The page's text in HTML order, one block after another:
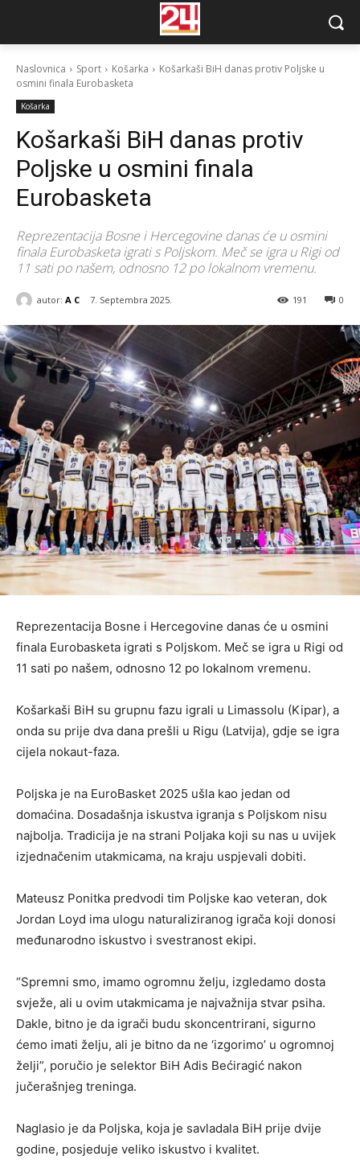
Naslovnica Sport Košarka
Košarkaši BiH danas protiv Poljske u
osmini finala Eurobasketa
Košarka
Košarkaši BiH danas protiv
Poljske u osmini finala
Eurobasketa
Reprezentacija Bosne i Hercegovine danas će u osmini
finala Eurobasketa igrati s Poljskom. Meč se igra u Rigi od
11 sati po našem, odnosno 12 po lokalnom vremenu.
autor: A C 7. Septembra 2025. 0
191
Reprezentacija Bosne i Hercegovine danas će u osmini
finala Eurobasketa igrati s Poljskom. Meč se igra u Rigi od
11 sati po našem, odnosno 12 po lokalnom vremenu.
Košarkaši BiH su grupnu fazu igrali u Limassolu (Kipar), a
onda su prije dva dana prešli u Rigu (Latvija), gdje se igra
cijela nokaut-faza.
Poljska je na EuroBasket 2025 ušla kao jedan od
domaćina. Dosadašnja iskustva igranja s Poljskom nisu
najbolja. Tradicija je na strani Poljaka koji su nas u uvijek
izjednačenim utakmicama, na kraju uspjevali dobiti.
Mateusz Ponitka predvodi tim Poljske kao veteran, dok
Jordan Loyd ima ulogu naturaliziranog igrača koji donosi
međunarodno iskustvo i svestranost ekipi.
“Spremni smo, imamo ogromnu želju, izgledamo dosta
svježe, ali u ovim utakmicama je najvažnija stvar psiha.
Dakle, bitno je da igrači budu skoncentrirani, sigurno
ćemo imati želju, ali je bitno da ne ‘izgorimo’ u ogromnoj
želji”, poručio je selektor BiH Adis Bećiragić nakon
jučerašnjeg treninga.
Naglasio je da Poljska, koja je savladala BiH prije dvije
godine, posjeduje veliko iskustvo i kvalitet.